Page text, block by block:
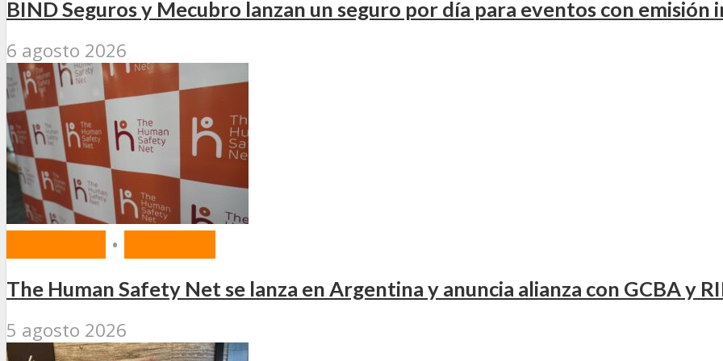
BIND Seguros y Mecubro lanzan un seguro por día para eventos con emisión
6 agosto 2026
•
The Human Safety Net se lanza en Argentina y anuncia alianza con GCBA y
5 agosto 2026